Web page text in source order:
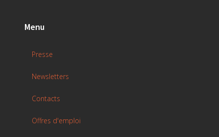
Menu
Presse
Newsletters
Contacts
Offres d'emploi